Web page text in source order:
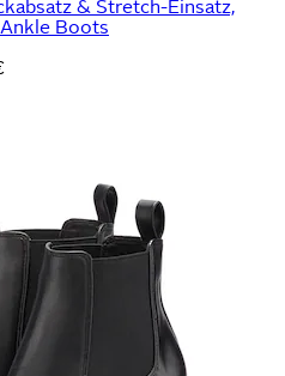
& Stretch-Einsatz,
Boots